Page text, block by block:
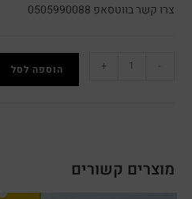
צרו קשר בווטסאפ 0505990088
+ הוספה לסל
מוצרים קשורים